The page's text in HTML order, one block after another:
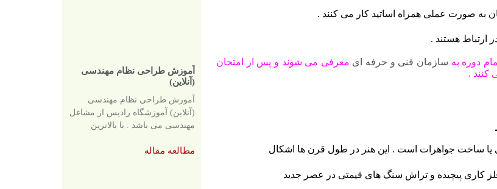
به صورت عملی همراه اساتید کار می کنند .
ارتباط هستند .
دوره به سازمان فنی و حرفه ای معرفی می شوند و پس از امتحان
کنند .
ساخت جواهرات است . این هنر در طول قرن ها اشکال
کاری پیچیده و تراش سنگ های قیمتی در عصر جدید
آموزش طراحی نظام مهندسی
(آنلاین)
آموزش طراحی نظام مهندسی
(آنلاین) آموزشگاه رادیس از مشاغل
مهندسی می باشد . با بالاترین
مطالعه مقاله